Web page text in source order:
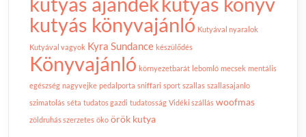
kutyás könyvajánló Kutyával nyaralok
Kutyával vagyok Kyra Sundance készülődés
Könyvajánló környezetbarát lebomló mecsek mentális
egészség nagyvejke pedalporta sniffari sport szallas szallasajanlo
szimatolás séta tudatos gazdi tudatosság Vidéki szállás woofmas
zöldruhás szerzetes öko örök kutya